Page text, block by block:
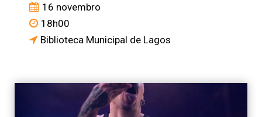
16 novembro
18h00
Biblioteca Municipal de Lagos